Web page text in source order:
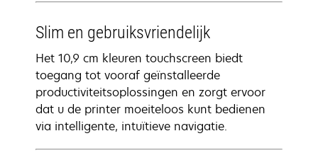
Slim en gebruiksvriendelijk
Het 10,9 cm kleuren touchscreen biedt
toegang tot vooraf geïnstalleerde
productiviteitsoplossingen en zorgt ervoor
dat u de printer moeiteloos kunt bedienen
via intelligente, intuïtieve navigatie.